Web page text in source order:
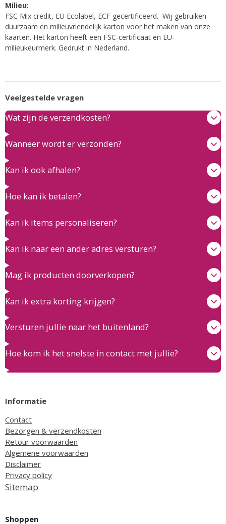
Milieu:
FSC Mix credit, EU Ecolabel, ECF gecertificeerd. Wij gebruiken
duurzaam en milieuvriendelijk karton voor het maken van onze
kaarten. Het karton heeft een FSC-certificaat en EU-
milieukeurmerk. Gedrukt in Nederland.
Veelgestelde vragen
Wat zijn de verzendkosten?
Wanneer wordt er verzonden?
Kan ik ook afhalen?
Hoe kan ik betalen?
Kan ik items personaliseren?
Kan ik naar een ander adres versturen?
Mag ik producten doorverkopen?
Kan ik extra korting krijgen?
Versturen jullie naar het buitenland?
Hoe kom ik het snelste in contact met jullie?
Informatie
Contact
Bezorgen & verzendkosten
Retour voorwaarden
Algemene voorwaarden
Disclaimer
Privacy policy
Sitemap
Shoppen